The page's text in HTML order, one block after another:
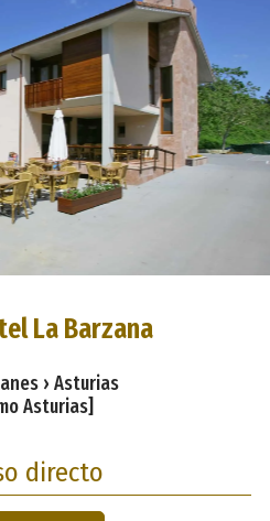
La Barzana
› Asturias
Asturias]
directo